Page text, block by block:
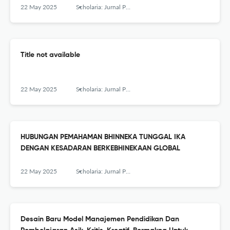
22 May 2025 Scholaria: Jurnal Pendidikan dan Kebudayaan
Title not available
22 May 2025 Scholaria: Jurnal Pendidikan dan Kebudayaan
HUBUNGAN PEMAHAMAN BHINNEKA TUNGGAL IKA
DENGAN KESADARAN BERKEBHINEKAAN GLOBAL
22 May 2025 Scholaria: Jurnal Pendidikan dan Kebudayaan
Desain Baru Model Manajemen Pendidikan Dan